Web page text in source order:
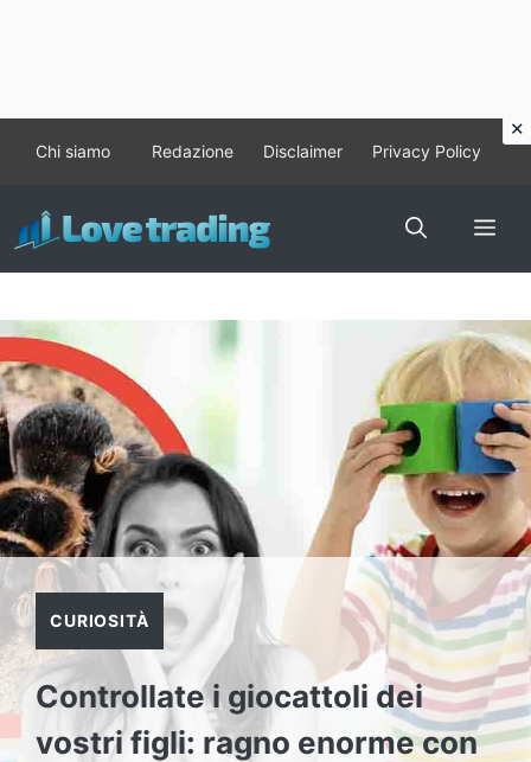
contenuto
Chi siamo Redazione Disclaimer Privacy Policy
CURIOSITÀ
Controllate i giocattoli dei
vostri figli: ragno enorme con